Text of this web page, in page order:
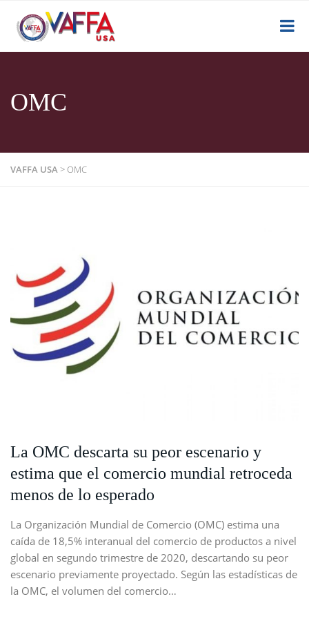
OMC
VAFFA USA>OMC
La OMC descarta su peor escenario y
estima que el comercio mundial retroceda
menos de lo esperado
La Organización Mundial de Comercio (OMC) estima una
caída de 18,5% interanual del comercio de productos a nivel
global en segundo trimestre de 2020, descartando su peor
escenario previamente proyectado. Según las estadísticas de
la OMC, el volumen del comercio…